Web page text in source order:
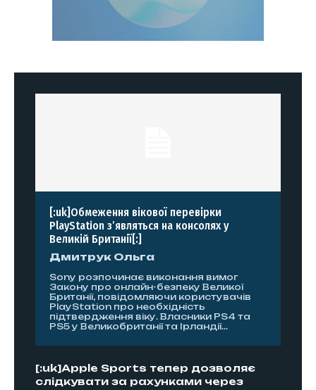
[:uk]Обмеження вікової перевірки
PlayStation з’являться на консолях у
Великій Британії[:]
Дмитрук Ольга
Sony розпочинає виконання вимог
Закону про онлайн-безпеку Великої
Британії, повідомляючи користувачів
PlayStation про необхідність
підтвердження віку. Власники PS4 та
PS5 у Великобританії та Ірландії...
[:uk]Apple Sports тепер дозволяє
слідкувати за рахунками через